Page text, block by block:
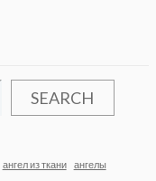
SEARCH
ангел из ткани ангелы